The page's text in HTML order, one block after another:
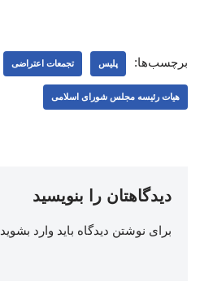
برچسب‌ها: پلیس تجمعات اعتراضی
هیات رئیسه مجلس شورای اسلامی
دیدگاهتان را بنویسید
برای نوشتن دیدگاه باید وارد بشوید